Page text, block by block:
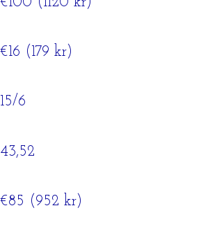
€16 (179 kr)
15/6
43,52
€85 (952 kr)